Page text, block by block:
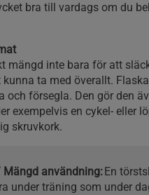
bra till vardags om du
mängd inte bara för att
ta med överallt.
och försegla. Den gör den
exempelvis en cykel- eller
skruvkork.
användning:En
under träning som under